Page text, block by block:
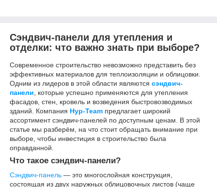
Сэндвич-панели для утепления и
отделки: что важно знать при выборе?
Современное строительство невозможно представить без
эффективных материалов для теплоизоляции и облицовки.
Одним из лидеров в этой области являются сэндвич-
панели , которые успешно применяются для утепления
фасадов, стен, кровель и возведения быстровозводимых
зданий. Компания Нур-Team предлагает широкий
ассортимент сэндвич-панелей по доступным ценам. В этой
статье мы разберём, на что стоит обращать внимание при
выборе, чтобы инвестиция в строительство была
оправданной.
Что такое сэндвич-панели?
Сэндвич-панель — это многослойная конструкция,
состоящая из двух наружных облицовочных листов (чаще